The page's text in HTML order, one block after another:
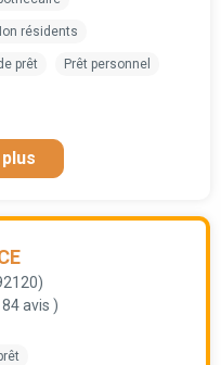
résidents
prêt Prêt personnel
84 avis )